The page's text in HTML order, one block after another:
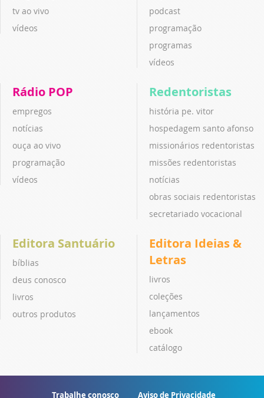
tv ao vivo
vídeos
podcast
programação
programas
vídeos
Rádio POP
empregos
notícias
ouça ao vivo
programação
vídeos
Redentoristas
história pe. vitor
hospedagem santo afonso
missionários redentoristas
missões redentoristas
notícias
obras sociais redentoristas
secretariado vocacional
Editora Santuário
bíblias
deus conosco
livros
outros produtos
Editora Ideias &
Letras
livros
coleções
lançamentos
ebook
catálogo
Trabalhe conosco Aviso de Privacidade